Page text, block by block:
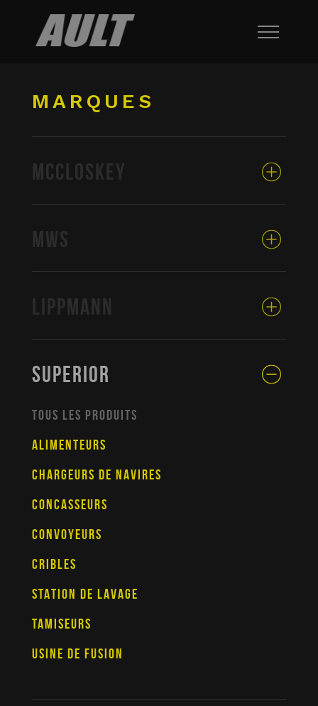
MARQUES
MCCLOSKEY
MWS
LIPPMANN
SUPERIOR
TOUS LES PRODUITS
ALIMENTEURS
CHARGEURS DE NAVIRES
CONCASSEURS
CONVOYEURS
CRIBLES
STATION DE LAVAGE
TAMISEURS
USINE DE FUSION